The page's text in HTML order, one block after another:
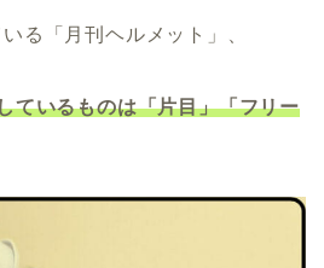
る「月刊ヘルメット」、
ているものは「片目」「フリー